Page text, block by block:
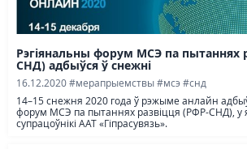
Рэгіянальны форум МСЭ па пытаннях
СНД) адбыўся ў снежні
16.12.2020#мерапрыемствы#мсэ#снд
14–15 снежня 2020 года ў рэжыме анлайн
форум МСЭ па пытаннях развіцця (РФР-СНД), у
супрацоўнікі ААТ «Гіпрасувязь».